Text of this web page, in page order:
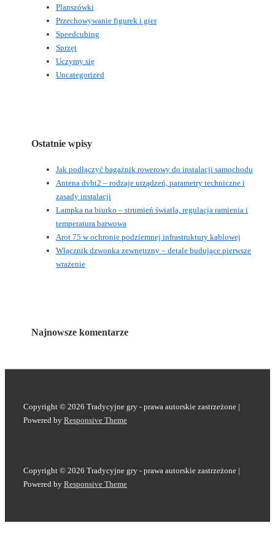
Planszówki
Przechowywanie figurek i gier
Speedcubing
Sprzęt
Uczymy się
Uncategorized
Ostatnie wpisy
Jak podłączyć bagażnik rowerowy do instalacji samochodu
Antena dvbt2 – rodzaje urządzeń, parametry techniczne i
zasady instalacji
Lampka na biurko – strumień światła, regulacja ramienia i
temperatura barwowa
Arot 75 w ochronie podziemnej infrastruktury kablowej
Włącznik dzwonka zewnętrzny – detale budujące pierwsze
wrażenie
Najnowsze komentarze
Copyright © 2026 Tradycyjne gry - prawa autorskie zastrzeżone |
Powered by Responsive Theme
Copyright © 2026 Tradycyjne gry - prawa autorskie zastrzeżone |
Powered by Responsive Theme